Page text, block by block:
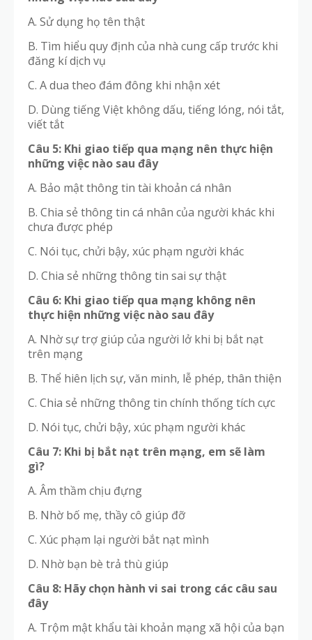
A. Sử dụng họ tên thật
B. Tìm hiểu quy định của nhà cung cấp trước khi
đăng kí dịch vụ
C. A dua theo đám đông khi nhận xét
D. Dùng tiếng Việt không dấu, tiếng lóng, nói tắt,
viết tắt
Câu 5: Khi giao tiếp qua mạng nên thực hiện
những việc nào sau đây
A. Bảo mật thông tin tài khoản cá nhân
B. Chia sẻ thông tin cá nhân của người khác khi
chưa được phép
C. Nói tục, chửi bậy, xúc phạm người khác
D. Chia sẻ những thông tin sai sự thật
Câu 6: Khi giao tiếp qua mạng không nên
thực hiện những việc nào sau đây
A. Nhờ sự trợ giúp của người lở khi bị bắt nạt
trên mạng
B. Thể hiên lịch sự, văn minh, lễ phép, thân thiện
C. Chia sẻ những thông tin chính thống tích cực
D. Nói tục, chửi bậy, xúc phạm người khác
Câu 7: Khi bị bắt nạt trên mạng, em sẽ làm
gì?
A. Âm thầm chịu đựng
B. Nhờ bố mẹ, thầy cô giúp đỡ
C. Xúc phạm lại người bắt nạt mình
D. Nhờ bạn bè trả thù giúp
Câu 8: Hãy chọn hành vi sai trong các câu sau
đây
A. Trộm mật khẩu tài khoản mạng xã hội của bạn